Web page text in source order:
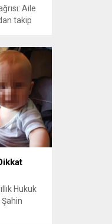
Aile
takip
davanın
Hukuk